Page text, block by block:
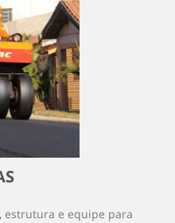
estrutura e equipe para